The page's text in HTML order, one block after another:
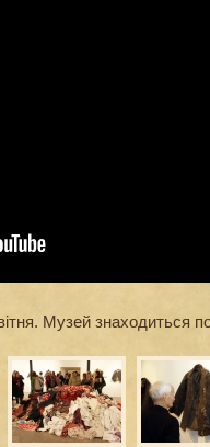
Музей знаходиться